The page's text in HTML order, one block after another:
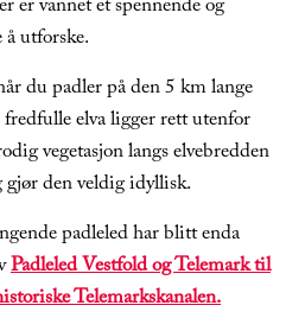
er vannet et spennende og
utforske.
du padler på den 5 km lange
elva ligger rett utenfor
vegetasjon langs elvebredden
den veldig idyllisk.
padleled har blitt enda
Padleled Vestfold og Telemark til
Telemarkskanalen.